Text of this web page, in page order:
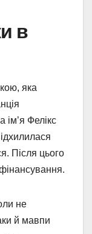
в
яка
ім’я Фелікс
Після цього
не
й мавпи